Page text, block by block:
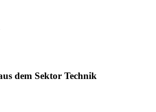
dem Sektor Technik